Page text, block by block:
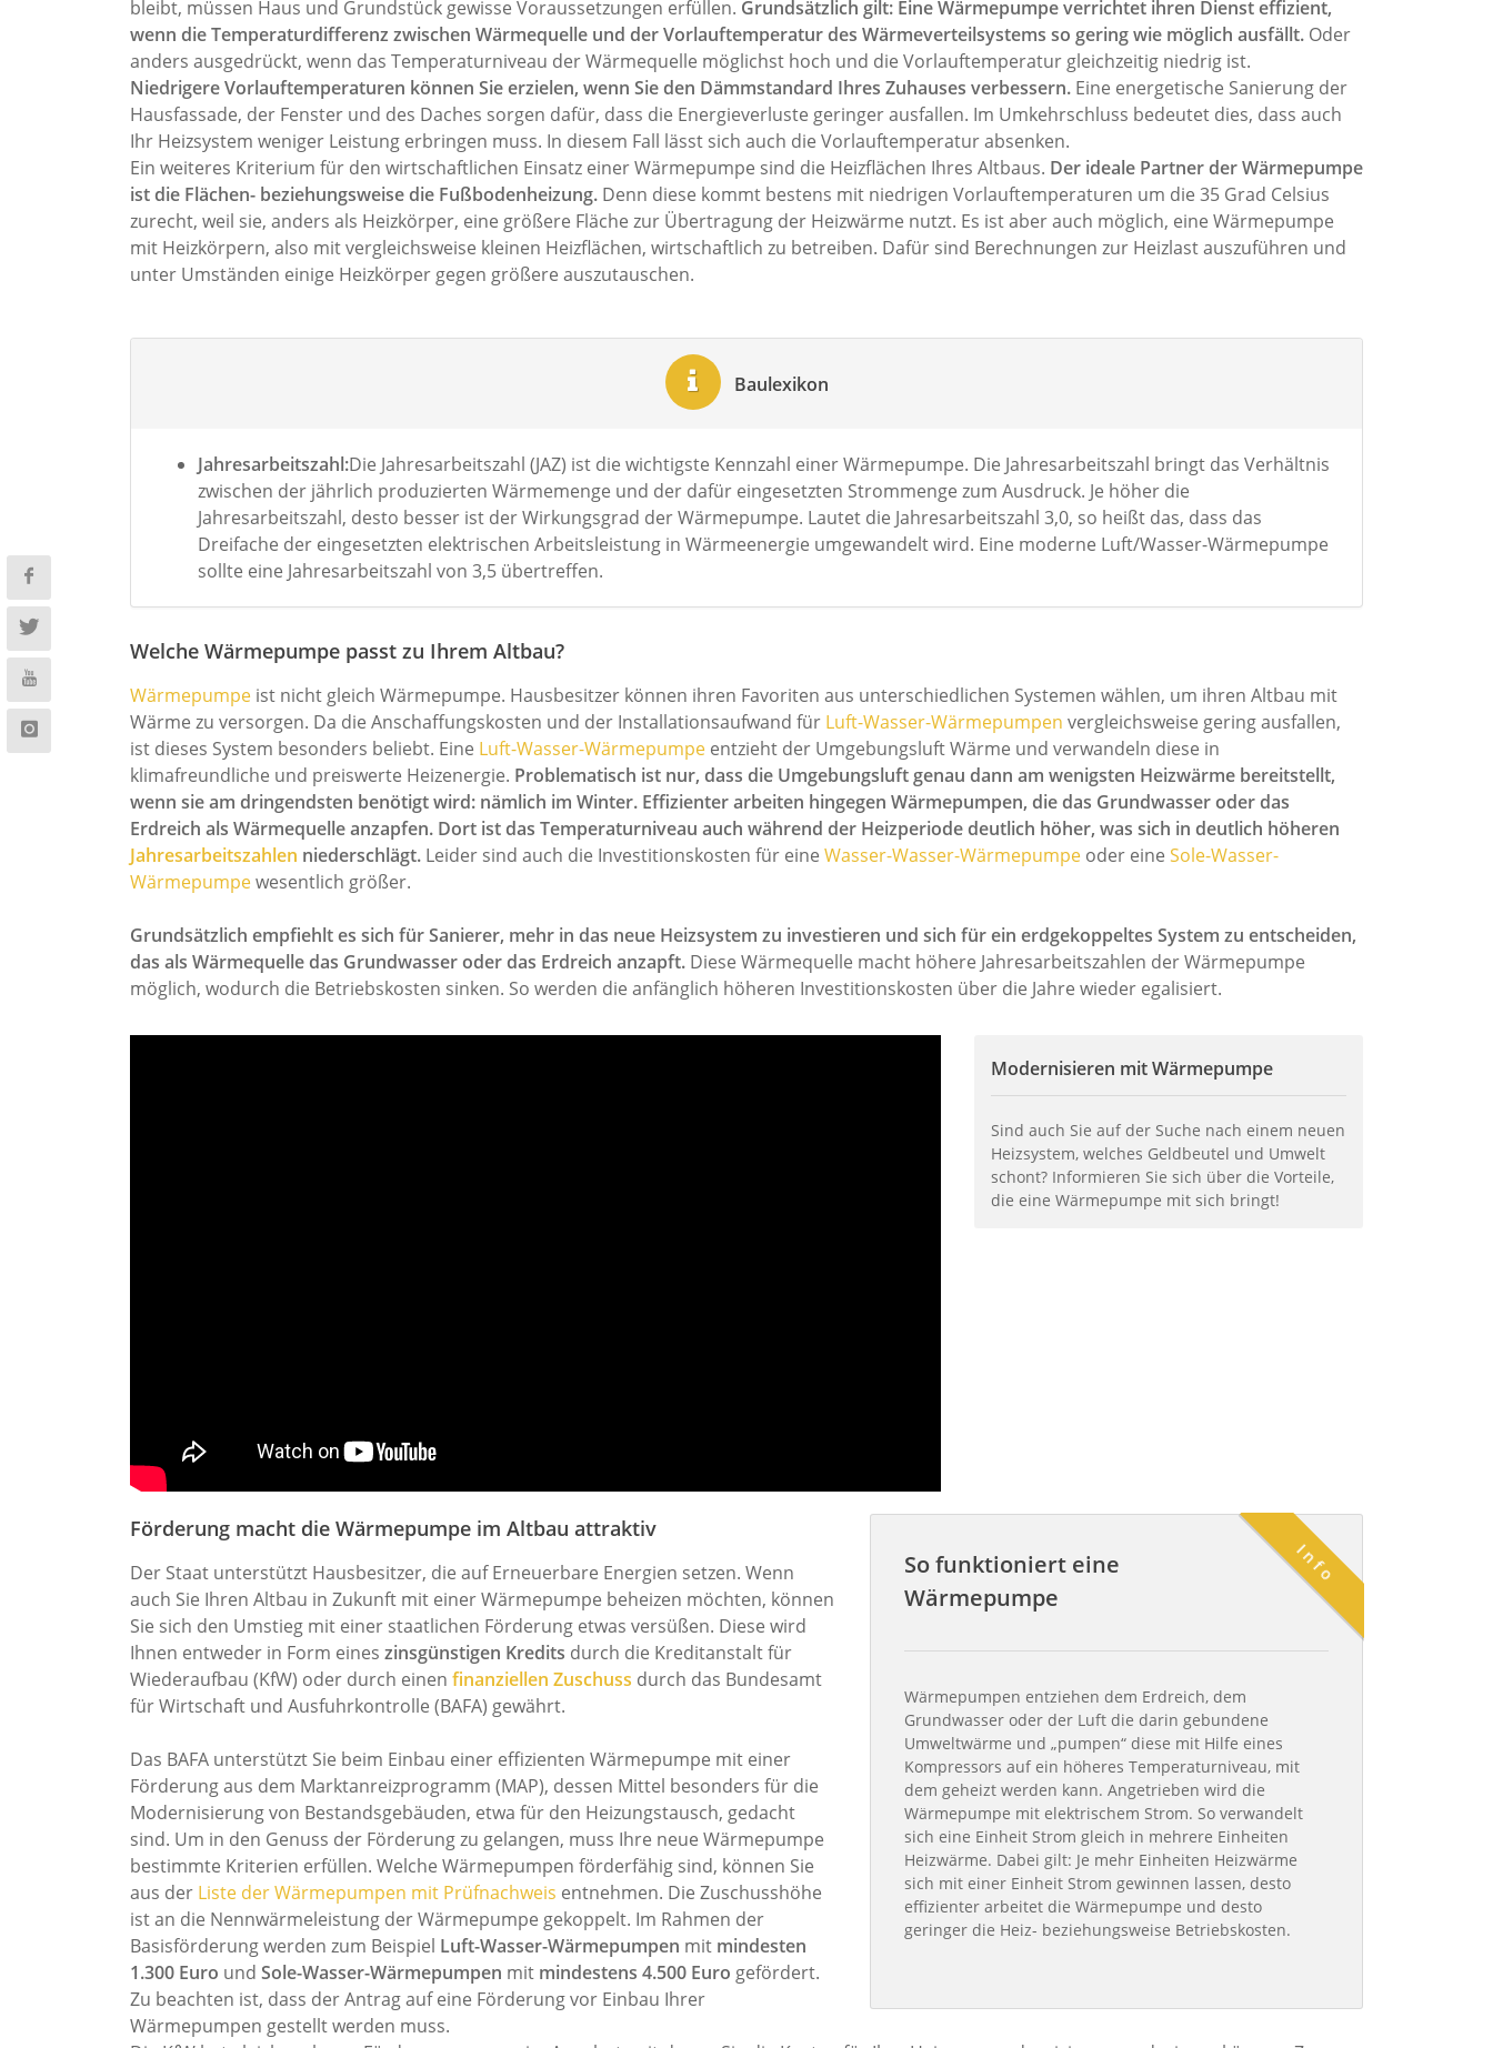
bleibt, müssen Haus und Grundstück gewisse Voraussetzungen erfüllen. Grundsätzlich gilt: Eine Wärmepumpe verrichtet ihren Dienst effizient,
wenn die Temperaturdifferenz zwischen Wärmequelle und der Vorlauftemperatur des Wärmeverteilsystems so gering wie möglich ausfällt. Oder
anders ausgedrückt, wenn das Temperaturniveau der Wärmequelle möglichst hoch und die Vorlauftemperatur gleichzeitig niedrig ist.
Niedrigere Vorlauftemperaturen können Sie erzielen, wenn Sie den Dämmstandard Ihres Zuhauses verbessern. Eine energetische Sanierung der
Hausfassade, der Fenster und des Daches sorgen dafür, dass die Energieverluste geringer ausfallen. Im Umkehrschluss bedeutet dies, dass auch
Ihr Heizsystem weniger Leistung erbringen muss. In diesem Fall lässt sich auch die Vorlauftemperatur absenken.
Ein weiteres Kriterium für den wirtschaftlichen Einsatz einer Wärmepumpe sind die Heizflächen Ihres Altbaus. Der ideale Partner der Wärmepumpe
ist die Flächen- beziehungsweise die Fußbodenheizung. Denn diese kommt bestens mit niedrigen Vorlauftemperaturen um die 35 Grad Celsius
zurecht, weil sie, anders als Heizkörper, eine größere Fläche zur Übertragung der Heizwärme nutzt. Es ist aber auch möglich, eine Wärmepumpe
mit Heizkörpern, also mit vergleichsweise kleinen Heizflächen, wirtschaftlich zu betreiben. Dafür sind Berechnungen zur Heizlast auszuführen und
unter Umständen einige Heizkörper gegen größere auszutauschen.
Baulexikon
Jahresarbeitszahl:Die Jahresarbeitszahl (JAZ) ist die wichtigste Kennzahl einer Wärmepumpe. Die Jahresarbeitszahl bringt das Verhältnis
zwischen der jährlich produzierten Wärmemenge und der dafür eingesetzten Strommenge zum Ausdruck. Je höher die
Jahresarbeitszahl, desto besser ist der Wirkungsgrad der Wärmepumpe. Lautet die Jahresarbeitszahl 3,0, so heißt das, dass das
Dreifache der eingesetzten elektrischen Arbeitsleistung in Wärmeenergie umgewandelt wird. Eine moderne Luft/Wasser-Wärmepumpe
sollte eine Jahresarbeitszahl von 3,5 übertreffen.
Welche Wärmepumpe passt zu Ihrem Altbau?
Wärmepumpe ist nicht gleich Wärmepumpe. Hausbesitzer können ihren Favoriten aus unterschiedlichen Systemen wählen, um ihren Altbau mit
Wärme zu versorgen. Da die Anschaffungskosten und der Installationsaufwand für Luft-Wasser-Wärmepumpen vergleichsweise gering ausfallen,
ist dieses System besonders beliebt. Eine Luft-Wasser-Wärmepumpe entzieht der Umgebungsluft Wärme und verwandeln diese in
klimafreundliche und preiswerte Heizenergie. Problematisch ist nur, dass die Umgebungsluft genau dann am wenigsten Heizwärme bereitstellt,
wenn sie am dringendsten benötigt wird: nämlich im Winter. Effizienter arbeiten hingegen Wärmepumpen, die das Grundwasser oder das
Erdreich als Wärmequelle anzapfen. Dort ist das Temperaturniveau auch während der Heizperiode deutlich höher, was sich in deutlich höheren
Jahresarbeitszahlen niederschlägt. Leider sind auch die Investitionskosten für eine Wasser-Wasser-Wärmepumpe oder eine Sole-Wasser-
Wärmepumpewesentlich größer.
Grundsätzlich empfiehlt es sich für Sanierer, mehr in das neue Heizsystem zu investieren und sich für ein erdgekoppeltes System zu entscheiden,
das als Wärmequelle das Grundwasser oder das Erdreich anzapft. Diese Wärmequelle macht höhere Jahresarbeitszahlen der Wärmepumpe
möglich, wodurch die Betriebskosten sinken. So werden die anfänglich höheren Investitionskosten über die Jahre wieder egalisiert.
Modernisieren mit Wärmepumpe
Sind auch Sie auf der Suche nach einem neuen
Heizsystem, welches Geldbeutel und Umwelt
schont? Informieren Sie sich über die Vorteile,
die eine Wärmepumpe mit sich bringt!
Info
So funktioniert eine
Wärmepumpe
Wärmepumpen entziehen dem Erdreich, dem
Grundwasser oder der Luft die darin gebundene
Umweltwärme und „pumpen“ diese mit Hilfe eines
Kompressors auf ein höheres Temperaturniveau, mit
dem geheizt werden kann. Angetrieben wird die
Wärmepumpe mit elektrischem Strom. So verwandelt
sich eine Einheit Strom gleich in mehrere Einheiten
Heizwärme. Dabei gilt: Je mehr Einheiten Heizwärme
sich mit einer Einheit Strom gewinnen lassen, desto
effizienter arbeitet die Wärmepumpe und desto
geringer die Heiz- beziehungsweise Betriebskosten.
Förderung macht die Wärmepumpe im Altbau attraktiv
Der Staat unterstützt Hausbesitzer, die auf Erneuerbare Energien setzen. Wenn
auch Sie Ihren Altbau in Zukunft mit einer Wärmepumpe beheizen möchten, können
Sie sich den Umstieg mit einer staatlichen Förderung etwas versüßen. Diese wird
Ihnen entweder in Form eines zinsgünstigen Kredits durch die Kreditanstalt für
Wiederaufbau (KfW) oder durch einen finanziellen Zuschuss durch das Bundesamt
für Wirtschaft und Ausfuhrkontrolle (BAFA) gewährt.
Das BAFA unterstützt Sie beim Einbau einer effizienten Wärmepumpe mit einer
Förderung aus dem Marktanreizprogramm (MAP), dessen Mittel besonders für die
Modernisierung von Bestandsgebäuden, etwa für den Heizungstausch, gedacht
sind. Um in den Genuss der Förderung zu gelangen, muss Ihre neue Wärmepumpe
bestimmte Kriterien erfüllen. Welche Wärmepumpen förderfähig sind, können Sie
aus der Liste der Wärmepumpen mit Prüfnachweis entnehmen. Die Zuschusshöhe
ist an die Nennwärmeleistung der Wärmepumpe gekoppelt. Im Rahmen der
Basisförderung werden zum Beispiel Luft-Wasser-Wärmepumpen mit mindesten
1.300 Euro und Sole-Wasser-Wärmepumpen mit mindestens 4.500 Euro gefördert.
Zu beachten ist, dass der Antrag auf eine Förderung vor Einbau Ihrer
Wärmepumpen gestellt werden muss.